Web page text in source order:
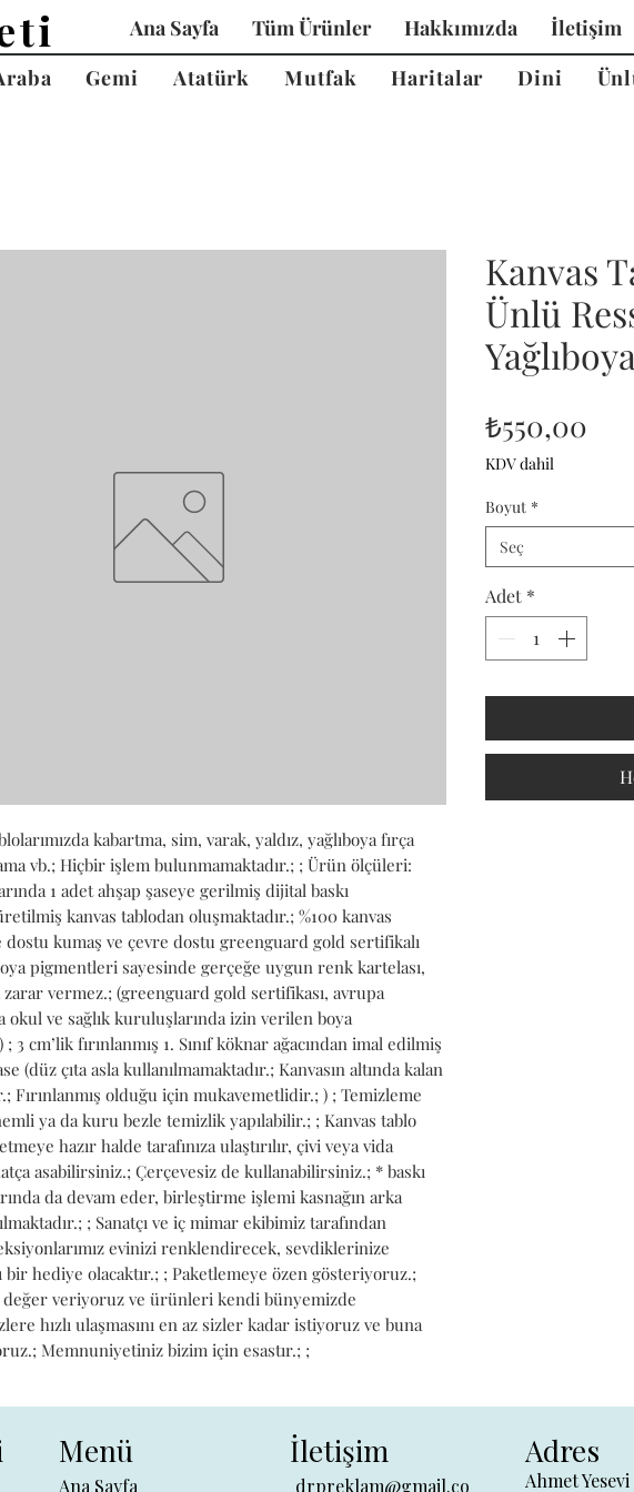
Ana Sayfa Tüm Ürünler Hakkımızda İletişim
Gemi Atatürk Mutfak Haritalar Dini
kabartma, sim, varak, yaldız, yağlıboya fırça
vb.; Hiçbir işlem bulunmamaktadır.; ; Ürün ölçüleri:
1 adet ahşap şaseye gerilmiş dijital baskı
kanvas tablodan oluşmaktadır.; %100 kanvas
dostu kumaş ve çevre dostu greenguard gold sertifikalı
pigmentleri sayesinde gerçeğe uygun renk kartelası,
zarar vermez.; (greenguard gold sertifikası, avrupa
okul ve sağlık kuruluşlarında izin verilen boya
; 3 cm’lik fırınlanmış 1. Sınıf köknar ağacından imal edilmiş
(düz çıta asla kullanılmamaktadır.; Kanvasın altında kalan
Fırınlanmış olduğu için mukavemetlidir.; ) ; Temizleme
ya da kuru bezle temizlik yapılabilir.; ; Kanvas tablo
hazır halde tarafınıza ulaştırılır, çivi veya vida
asabilirsiniz.; Çerçevesiz de kullanabilirsiniz.; * baskı
da devam eder, birleştirme işlemi kasnağın arka
; Sanatçı ve iç mimar ekibimiz tarafından
evinizi renklendirecek, sevdiklerinize
bir hediye olacaktır.; ; Paketlemeye özen gösteriyoruz.;
veriyoruz ve ürünleri kendi bünyemizde
hızlı ulaşmasını en az sizler kadar istiyoruz ve buna
Memnuniyetiniz bizim için esastır.; ;
Kanvas
Ünlü
₺550,00
KDV dahil
Boyut *
Seç
Adet *
Menü
Ana Sayfa
İletişim
drpreklam@gmail.co
Adres
Ahmet Yesevi